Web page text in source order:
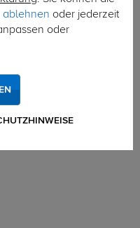
ablehnen oder jederzeit
oder